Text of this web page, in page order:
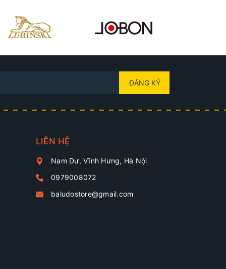
ĐĂNG KÝ
LIÊN HỆ
Nam Dư, Vĩnh Hưng, Hà Nội
0979008072
baludostore@gmail.com